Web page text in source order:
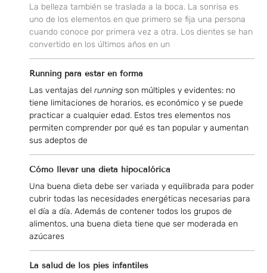
La belleza también se traslada a la boca. La sonrisa es
uno de los elementos en que primero se fija una persona
cuando conoce por primera vez a otra. Los dientes se han
convertido en los últimos años en un
Running para estar en forma
Las ventajas delrunning son múltiples y evidentes: no
tiene limitaciones de horarios, es económico y se puede
practicar a cualquier edad. Estos tres elementos nos
permiten comprender por qué es tan popular y aumentan
sus adeptos de
Cómo llevar una dieta hipocalórica
Una buena dieta debe ser variada y equilibrada para poder
cubrir todas las necesidades energéticas necesarias para
el día a día. Además de contener todos los grupos de
alimentos, una buena dieta tiene que ser moderada en
azúcares
La salud de los pies infantiles